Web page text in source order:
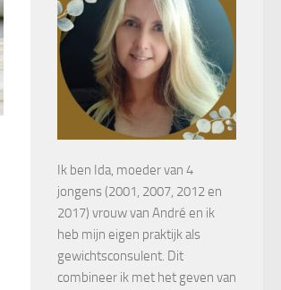
Ik ben Ida, moeder van 4
jongens (2001, 2007, 2012 en
2017) vrouw van André en ik
heb mijn eigen praktijk als
gewichtsconsulent. Dit
combineer ik met het geven van